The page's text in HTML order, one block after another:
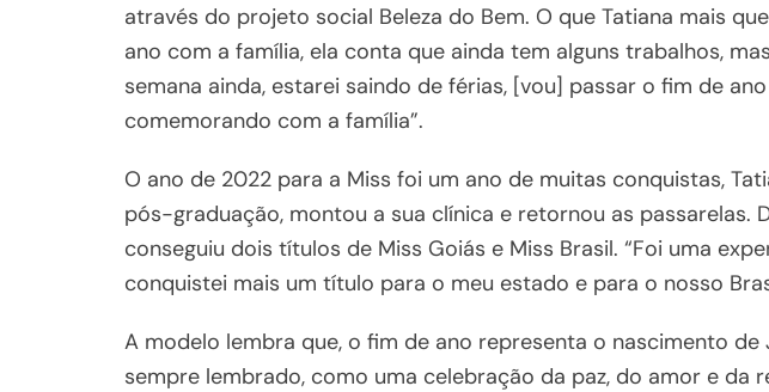
através do projeto social Beleza do Bem. O que Tatiana mais
ano com a família, ela conta que ainda tem alguns trabalhos,
semana ainda, estarei saindo de férias, [vou] passar o fim de
comemorando com a família”.
O ano de 2022 para a Miss foi um ano de muitas conquistas,
pós-graduação, montou a sua clínica e retornou as passarelas.
conseguiu dois títulos de Miss Goiás e Miss Brasil. “Foi uma
conquistei mais um título para o meu estado e para o nosso
A modelo lembra que, o fim de ano representa o nascimento de
sempre lembrado, como uma celebração da paz, do amor e da